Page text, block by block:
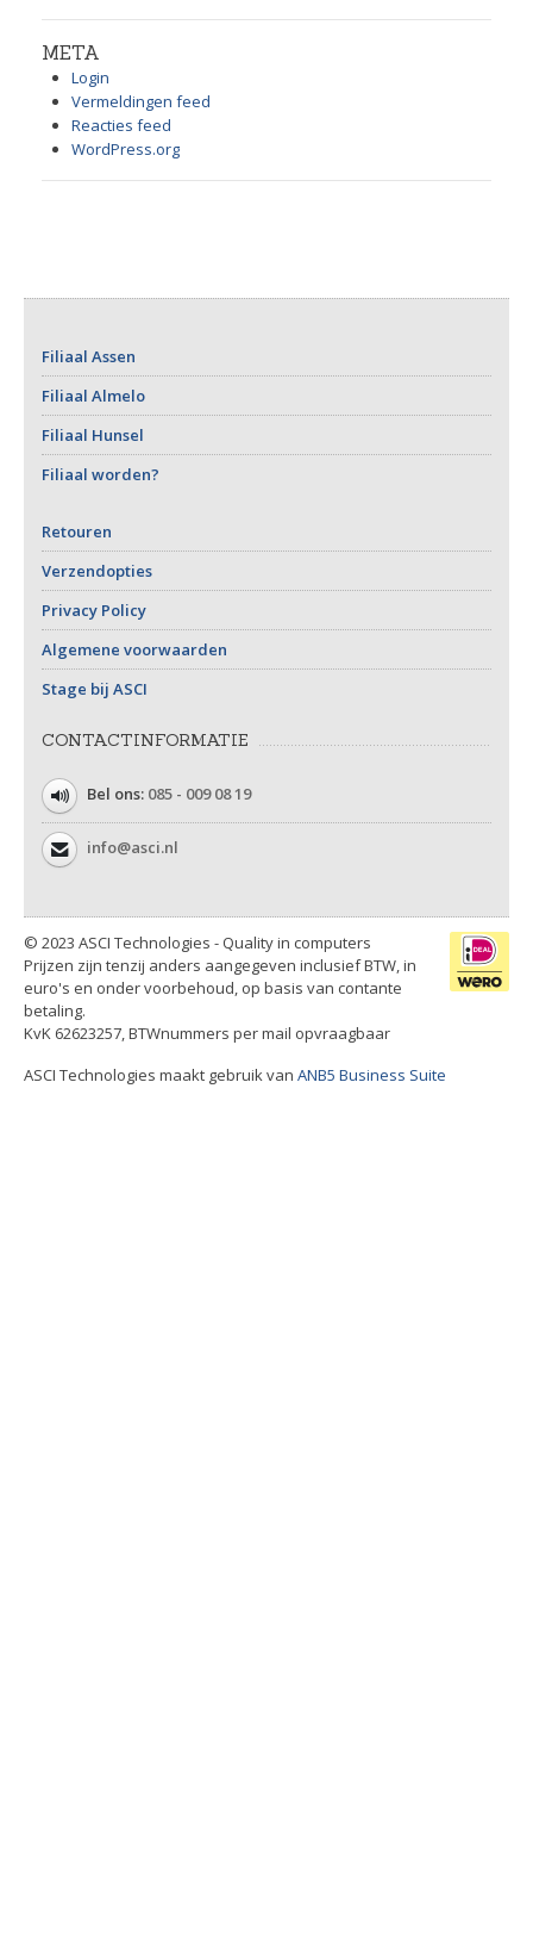
META
Login
Vermeldingen feed
Reacties feed
WordPress.org
Filiaal Assen
Filiaal Almelo
Filiaal Hunsel
Filiaal worden?
Retouren
Verzendopties
Privacy Policy
Algemene voorwaarden
Stage bij ASCI
CONTACTINFORMATIE
Bel ons: 085 - 009 08 19
info@asci.nl
© 2023 ASCI Technologies - Quality in computers
Prijzen zijn tenzij anders aangegeven inclusief BTW, in
euro's en onder voorbehoud, op basis van contante
betaling.
KvK 62623257, BTWnummers per mail opvraagbaar
ASCI Technologies maakt gebruik van ANB5 Business Suite